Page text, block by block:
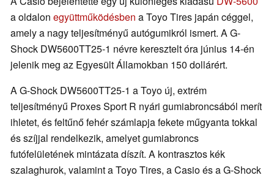
a oldalon együttműködésben a Toyo Tires japán céggel,
amely a nagy teljesítményű autógumikról ismert. A G-
Shock DW5600TT25-1 névre keresztelt óra június 14-én
jelenik meg az Egyesült Államokban 150 dollárért.
A G-Shock DW5600TT25-1 a Toyo új, extrém
teljesítményű Proxes Sport R nyári gumiabroncsából merít
ihletet, és feltűnő fehér számlapja fekete műgyanta tokkal
és szíjjal rendelkezik, amelyet gumiabroncs
futófelületének mintázata díszít. A kontrasztos kék
szalaghurok, valamint a Toyo Tires, a Casio és a G-Shock